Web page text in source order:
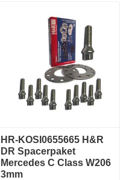
HR-KOSI0655665 H&R
DR Spacerpaket
Mercedes C Class W206
3mm